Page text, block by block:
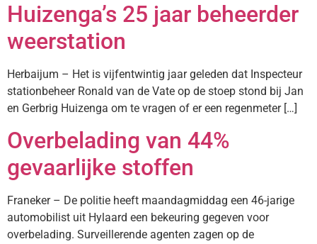
Huizenga’s 25 jaar beheerder
weerstation
Herbaijum – Het is vijfentwintig jaar geleden dat Inspecteur
stationbeheer Ronald van de Vate op de stoep stond bij Jan
en Gerbrig Huizenga om te vragen of er een regenmeter […]
Overbelading van 44%
gevaarlijke stoffen
Franeker – De politie heeft maandagmiddag een 46-jarige
automobilist uit Hylaard een bekeuring gegeven voor
overbelading. Surveillerende agenten zagen op de